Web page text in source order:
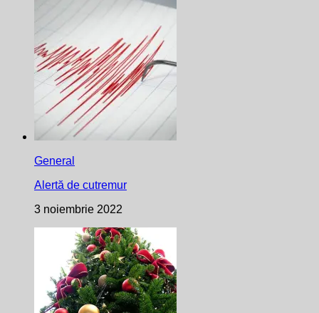
General
Alertă de cutremur
3 noiembrie 2022